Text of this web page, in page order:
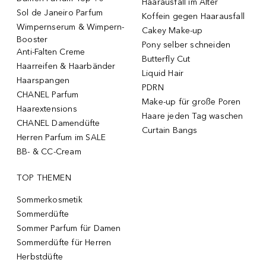
Sol de Janeiro Parfum
Wimpernserum & Wimpern-
Booster
Anti-Falten Creme
Haarreifen & Haarbänder
Haarspangen
CHANEL Parfum
Haarextensions
CHANEL Damendüfte
Herren Parfum im SALE
BB- & CC-Cream
Haarausfall im Alter
Koffein gegen Haarausfall
Cakey Make-up
Pony selber schneiden
Butterfly Cut
Liquid Hair
PDRN
Make-up für große Poren
Haare jeden Tag waschen
Curtain Bangs
TOP THEMEN
Sommerkosmetik
Sommerdüfte
Sommer Parfum für Damen
Sommerdüfte für Herren
Herbstdüfte